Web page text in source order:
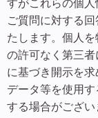
すがこれらの個人
ご質問に対する
たします。個人
の許可なく第三
に基づき開示を
データ等を使用
する場合がござい